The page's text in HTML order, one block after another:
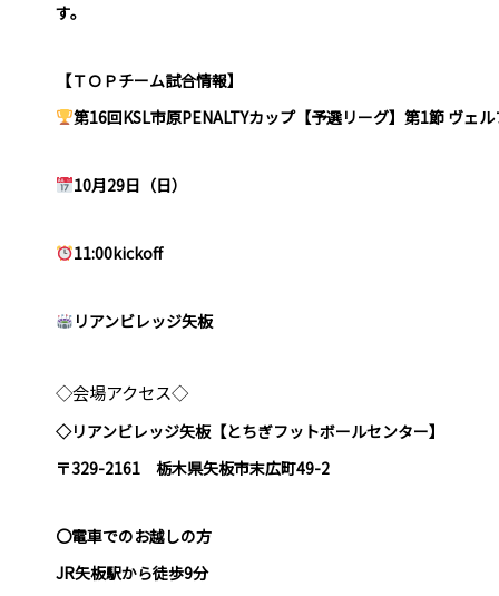
す。
【ＴＯＰチーム試合情報】
第16回KSL市原PENALTYカップ【予選リーグ】第1節 ヴェ
10月29日（日）
11:00kickoff
リアンビレッジ矢板
◇会場アクセス◇
◇リアンビレッジ矢板【とちぎフットボールセンター】
〒329-2161 栃木県矢板市末広町49-2
〇電車でのお越しの方
JR矢板駅から徒歩9分